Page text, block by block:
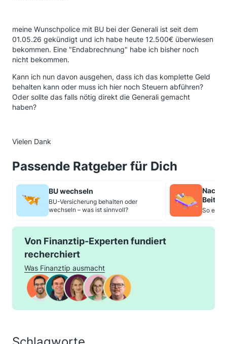
meine Wunschpolice mit BU bei der Generali ist seit dem
01.05.26 gekündigt und ich habe heute 12.500€ überwiesen
bekommen. Eine "Endabrechnung" habe ich bisher noch
nicht bekommen.
Kann ich nun davon ausgehen, dass ich das komplette Geld
behalten kann oder muss ich hier noch Steuern abführen?
Oder sollte das falls nötig direkt die Generali gemacht
haben?
Vielen Dank
Passende Ratgeber für Dich
BU wechseln
BU-Versicherung behalten oder
wechseln – was ist sinnvoll?
So
Von Finanztip-Experten fundiert
recherchiert
Was Finanztip ausmacht